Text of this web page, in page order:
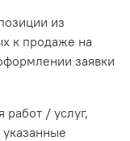
из
к продаже на
заявки
работ / услуг,